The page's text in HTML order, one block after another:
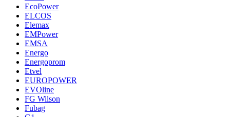
EcoPower
ELCOS
Elemax
EMPower
EMSA
Energo
Energoprom
Etvel
EUROPOWER
EVOline
FG Wilson
Fubag